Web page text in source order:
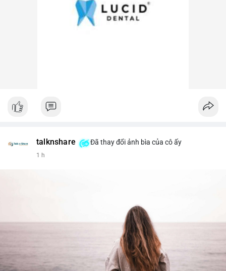
talknshare Đã thay đổi ảnh bìa của cô ấy
1 h